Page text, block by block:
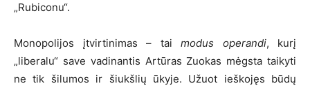
„Rubiconu“.
Monopolijos įtvirtinimas – tai modus operandi, kurį
„liberalu“ save vadinantis Artūras Zuokas mėgsta taikyti
ne tik šilumos ir šiukšlių ūkyje. Užuot ieškojęs būdų